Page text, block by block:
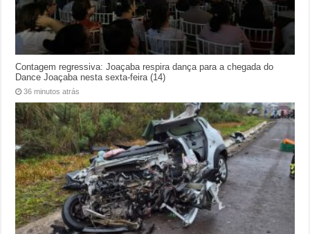
Contagem regressiva: Joaçaba respira dança para a chegada do
Dance Joaçaba nesta sexta-feira (14)
36 minutos atrás